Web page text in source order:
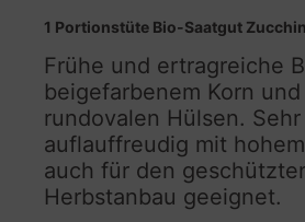
1 Portionstüte Bio-Saatgut
Frühe und ertragreiche
beigefarbenem Korn
rundovalen Hülsen. Sehr
auflauffreudig mit
auch für den
Herbstanbau geeignet.